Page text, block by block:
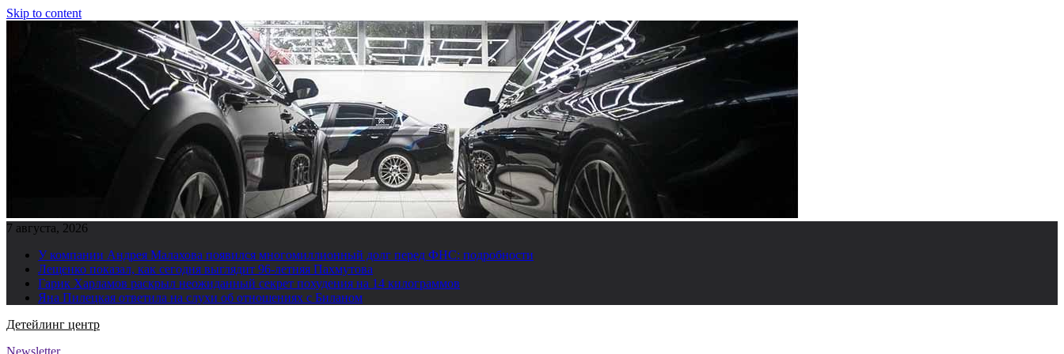
Skip to content
7 августа, 2026
У компании Андрея Малахова появился многомиллионный долг перед ФНС: подробности
Лещенко показал, как сегодня выглядит 96-летняя Пахмутова
Гарик Харламов раскрыл неожиданный секрет похудения на 14 килограммов
Яна Пилецкая ответила на слухи об отношениях с Биланом
Детейлинг центр
Newsletter